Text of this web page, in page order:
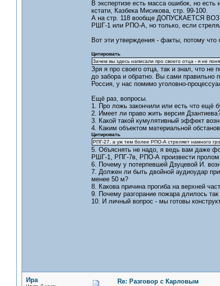
В экспертизе есть масса ошибок, но
кстати, Казбека Мисикова, стр. 99-100.
А на стр. 118 вообще ДОПУСКАЕТСЯ
РШГ-1 или РПО-А, но только, если
Вот эти утверждения - факты, потому
Цитировать
Зачем вы здесь написали про своего отца - я не
Зря я про своего отца, так и знал, что
до забора и обратно. Вы сами правильно
Россия, у нас помимо уголовно-
Ещё раз, вопросы.
1. Про ложь закончили или есть что ещё
2. Имеет ли право жить версия
3. Какой такой кумулятивный эффект
4. Каким объектом материальной
Цитировать
РПГ-27, а уж тем более РПО-А стреляет намного
5. Объяснять не надо, я ведь вам даже
РШГ-1, РПГ-7в, РПО-А произвести
6. Почему у потерпевшей Дзуцевой И.
7. Должен ли быть двойной аудиоудар
менее 50 м?
8. Какова причина прогиба на верхней
9. Почему разгорание пожара длилось так
10. И личный вопрос - мы готовы
Ира Re: Разговор с Карловым